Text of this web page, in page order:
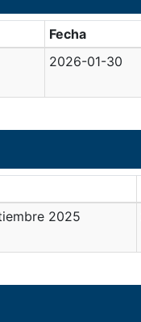
Fecha
2026-01-30
2025